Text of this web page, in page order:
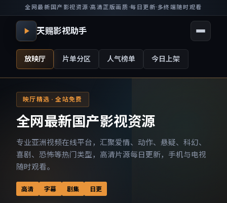
全网最新国产影视资源·高清正版画质·每日更新· 多终端随时观看
天赐影视助手
放映厅 片单分区 人气榜单 今日上架
映厅精选 · 全站免费
全网最新国产影视资源
专业亚洲视频在线平台，汇聚爱情、动作、悬疑、科幻、
喜剧、恐怖等热门类型，高清片源每日更新，手机与电视
随时观看。
高清 字幕 剧集 日更